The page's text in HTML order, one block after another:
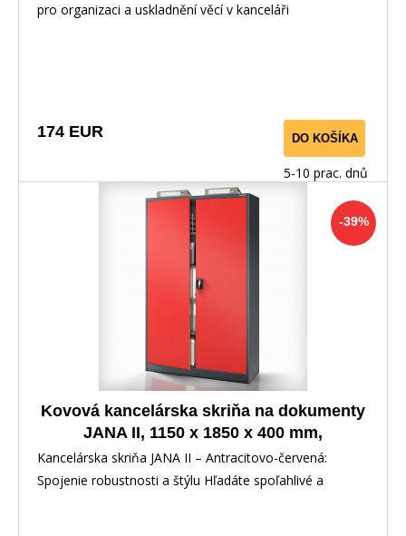
pro organizaci a uskladnění věcí v kanceláři
174 EUR DO KOŠÍKA
5-10 prac. dnů
-39%
Kovová kancelárska skriňa na dokumenty
JANA II, 1150 x 1850 x 400 mm,
Antracitovo-červená
Kancelárska skriňa JANA II – Antracitovo-červená:
Spojenie robustnosti a štýlu Hľadáte spoľahlivé a